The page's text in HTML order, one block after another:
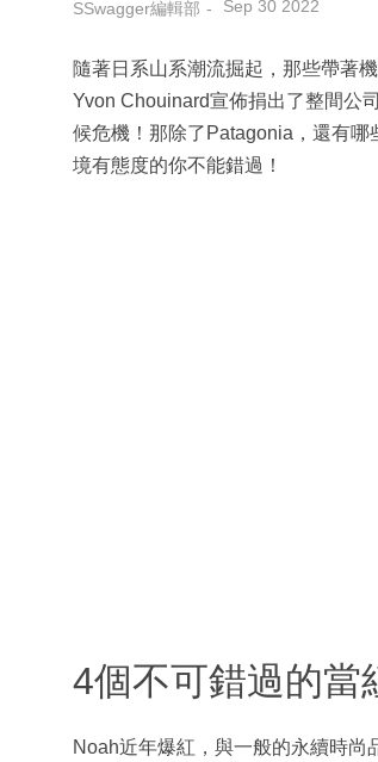
SSwagger編輯部 Sep 30 2022
隨著日系山系潮流掘起，那些帶著
Yvon Chouinard宣佈捐出了整間公
候危機！那除了Patagonia，還有
境有態度的你不能錯過！
4個不可錯過的
Noah近年爆紅，與一般的永續時